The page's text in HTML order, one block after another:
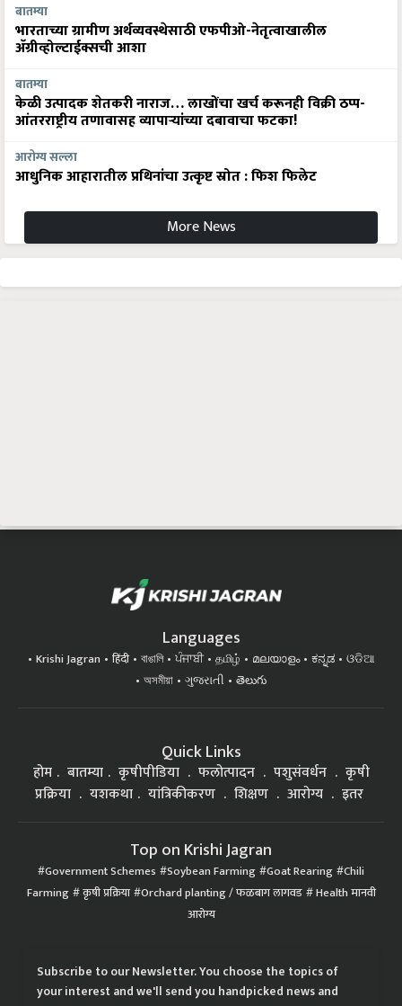
बातम्या
भारताच्या ग्रामीण अर्थव्यवस्थेसाठी एफपीओ-नेतृत्वाखालील
अ‍ॅग्रीव्होल्टाईक्सची आशा
बातम्या
केळी उत्पादक शेतकरी नाराज… लाखोंचा खर्च करूनही विक्री ठप्प-
आंतरराष्ट्रीय तणावासह व्यापाऱ्यांच्या दबावाचा फटका!
आरोग्य सल्ला
आधुनिक आहारातील प्रथिनांचा उत्कृष्ट स्रोत : फिश फिलेट
More News
Languages
Krishi Jagran हिंदी বাঙালি ਪੰਜਾਬੀ தமிழ் മലയാളം ಕನ್ನಡ
ଓଡିଆ
অসমীয়া
ગુજરાતી తెలుగు
Quick Links
होम बातम्या कृषीपीडिया फलोत्पादन पशुसंवर्धन
कृषी
प्रक्रिया
यशकथा यांत्रिकीकरण शिक्षण आरोग्य इतर
Top on Krishi Jagran
Government Schemes Soybean Farming Goat Rearing Chili
Farming कृषी प्रक्रिया Orchard planting / फळबाग लागवड Health मानवी
आरोग्य
Subscribe to our Newsletter. You choose the topics of
your interest and we'll send you handpicked news and